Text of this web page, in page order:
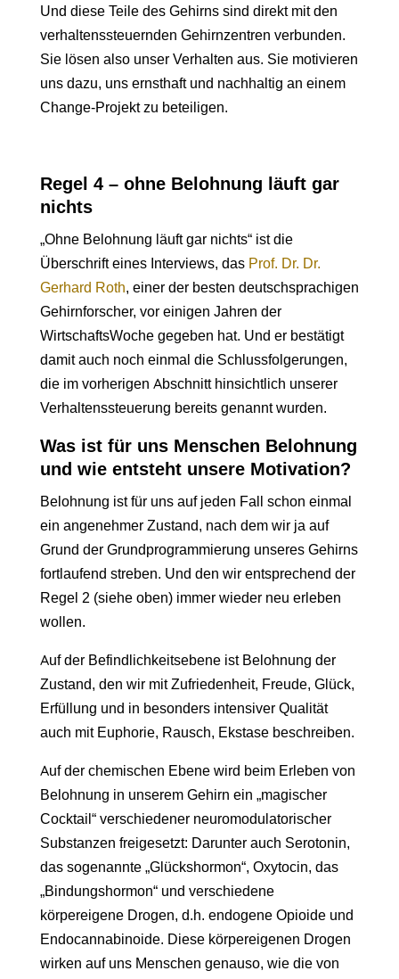
Und diese Teile des Gehirns sind direkt mit den
verhaltenssteuernden Gehirnzentren verbunden.
Sie lösen also unser Verhalten aus. Sie motivieren
uns dazu, uns ernsthaft und nachhaltig an einem
Change-Projekt zu beteiligen.
Regel 4 – ohne Belohnung läuft gar
nichts
„Ohne Belohnung läuft gar nichts“ ist die
Überschrift eines Interviews, das Prof. Dr. Dr.
Gerhard Roth, einer der besten deutschsprachigen
Gehirnforscher, vor einigen Jahren der
WirtschaftsWoche gegeben hat. Und er bestätigt
damit auch noch einmal die Schlussfolgerungen,
die im vorherigen Abschnitt hinsichtlich unserer
Verhaltenssteuerung bereits genannt wurden.
Was ist für uns Menschen Belohnung
und wie entsteht unsere Motivation?
Belohnung ist für uns auf jeden Fall schon einmal
ein angenehmer Zustand, nach dem wir ja auf
Grund der Grundprogrammierung unseres Gehirns
fortlaufend streben. Und den wir entsprechend der
Regel 2 (siehe oben) immer wieder neu erleben
wollen.
Auf der Befindlichkeitsebene ist Belohnung der
Zustand, den wir mit Zufriedenheit, Freude, Glück,
Erfüllung und in besonders intensiver Qualität
auch mit Euphorie, Rausch, Ekstase beschreiben.
Auf der chemischen Ebene wird beim Erleben von
Belohnung in unserem Gehirn ein „magischer
Cocktail“ verschiedener neuromodulatorischer
Substanzen freigesetzt: Darunter auch Serotonin,
das sogenannte „Glückshormon“, Oxytocin, das
„Bindungshormon“ und verschiedene
körpereigene Drogen, d.h. endogene Opioide und
Endocannabinoide. Diese körpereigenen Drogen
wirken auf uns Menschen genauso, wie die von